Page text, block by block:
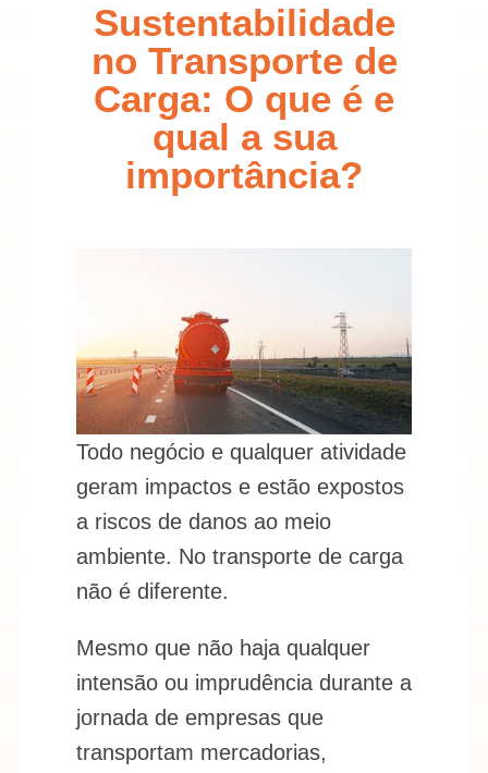
Sustentabilidade
no Transporte de
Carga: O que é e
qual a sua
importância?
Todo negócio e qualquer atividade
geram impactos e estão expostos
a riscos de danos ao meio
ambiente. No transporte de carga
não é diferente.
Mesmo que não haja qualquer
intensão ou imprudência durante a
jornada de empresas que
transportam mercadorias,